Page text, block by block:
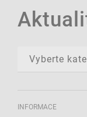
INFORMACE